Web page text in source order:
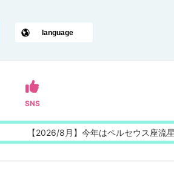
SNS
【2026/8月】今年はペルセウス座流星群の